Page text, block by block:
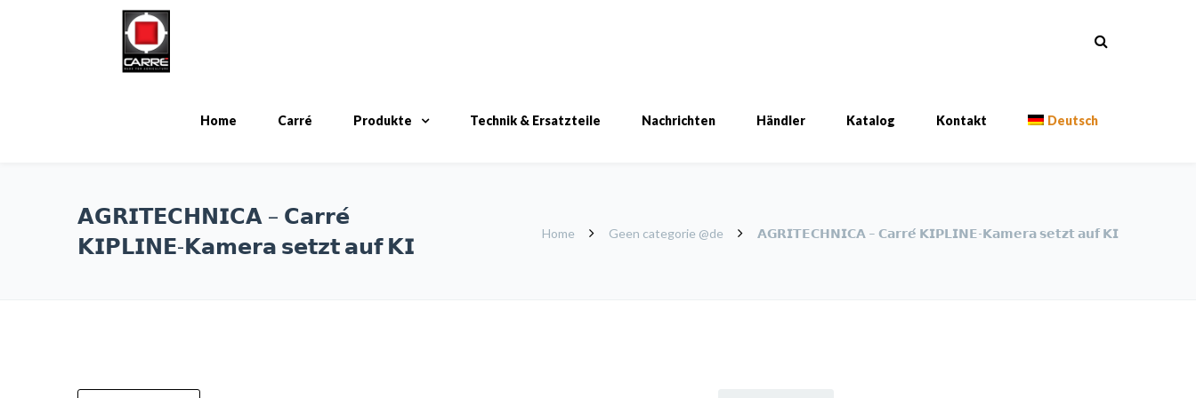
Home Carré Produkte Technik & Ersatzteile Nachrichten Händler Katalog Kontakt Deutsch
𝗔𝗚𝗥𝗜𝗧𝗘𝗖𝗛𝗡𝗜𝗖𝗔 – 𝗖𝗮𝗿𝗿𝗲́
𝗞𝗜𝗣𝗟𝗜𝗡𝗘-𝗞𝗮𝗺𝗲𝗿𝗮 𝘀𝗲𝘁𝘇𝘁 𝗮𝘂𝗳 𝗞𝗜
Home Geen categorie @de 𝗔𝗚𝗥𝗜𝗧𝗘𝗖𝗛𝗡𝗜𝗖𝗔 – 𝗖𝗮𝗿𝗿𝗲́ 𝗞𝗜𝗣𝗟𝗜𝗡𝗘-𝗞𝗮𝗺𝗲𝗿𝗮 𝘀𝗲𝘁𝘇𝘁 𝗮𝘂𝗳 𝗞𝗜